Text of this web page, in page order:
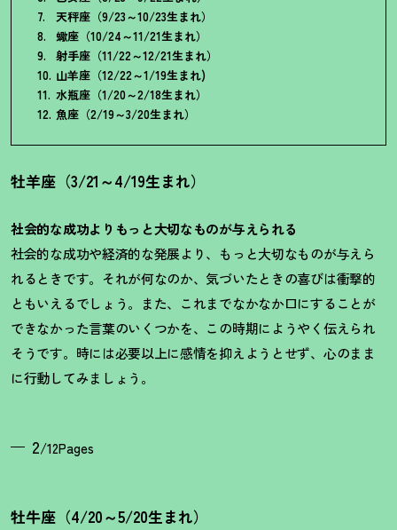
天秤座（9/23～10/23生まれ）
蠍座（10/24～11/21生まれ）
射手座（11/22～12/21生まれ）
山羊座（12/22～1/19生まれ)
水瓶座（1/20～2/18生まれ）
魚座（2/19～3/20生まれ）
牡羊座（3/21～4/19生まれ）
社会的な成功よりもっと大切なものが与えられる
社会的な成功や経済的な発展より、もっと大切なものが与えら
れるときです。それが何なのか、気づいたときの喜びは衝撃的
ともいえるでしょう。また、これまでなかなか口にすることが
できなかった言葉のいくつかを、この時期にようやく伝えられ
そうです。時には必要以上に感情を抑えようとせず、心のまま
に行動してみましょう。
2/12Pages
牡牛座（4/20～5/20生まれ）